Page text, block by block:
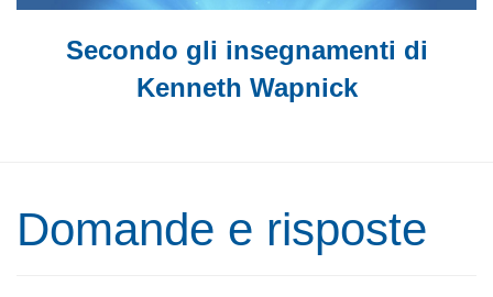
Secondo gli insegnamenti di
Kenneth Wapnick
Domande e risposte